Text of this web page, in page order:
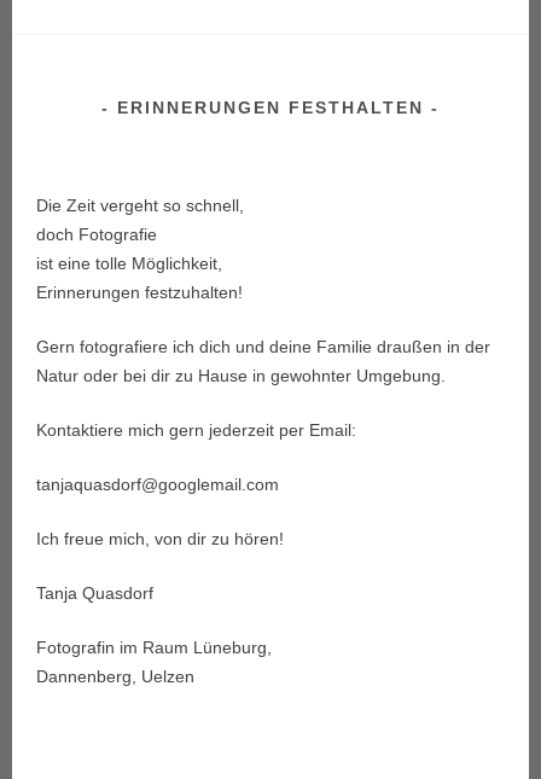
ERINNERUNGEN FESTHALTEN
Die Zeit vergeht so schnell,
doch Fotografie
ist eine tolle Möglichkeit,
Erinnerungen festzuhalten!
Gern fotografiere ich dich und deine Familie draußen in der
Natur oder bei dir zu Hause in gewohnter Umgebung.
Kontaktiere mich gern jederzeit per Email:
tanjaquasdorf@googlemail.com
Ich freue mich, von dir zu hören!
Tanja Quasdorf
Fotografin im Raum Lüneburg,
Dannenberg, Uelzen